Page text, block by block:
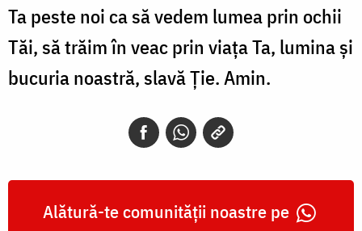
Ta peste noi ca să vedem lumea prin ochii
Tăi, să trăim în veac prin viața Ta, lumina și
bucuria noastră, slavă Ție. Amin.
Alătură-te comunității noastre pe